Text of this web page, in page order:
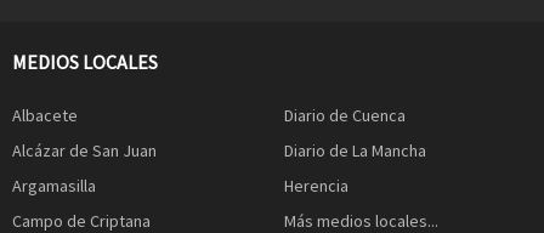
MEDIOS LOCALES
Albacete
Alcázar de San Juan
Argamasilla
Campo de Criptana
Diario de Cuenca
Diario de La Mancha
Herencia
Más medios locales...